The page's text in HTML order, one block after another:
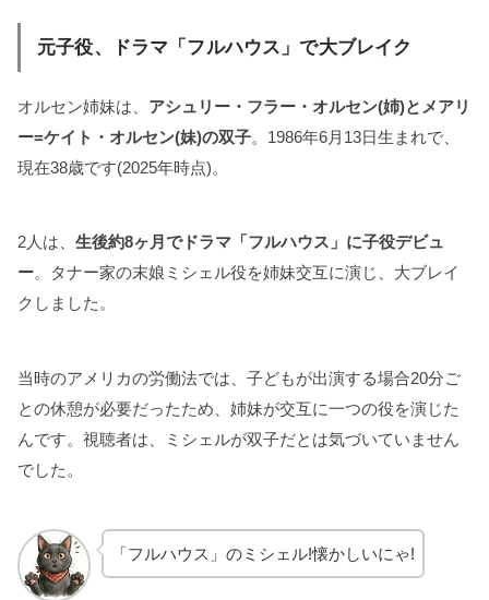
元子役、ドラマ「フルハウス」で大ブレイク
オルセン姉妹は、 アシュリー・フラー・オルセン(姉)とメアリ
ー=ケイト・オルセン(妹)の双子。1986年6月13日生まれで、
現在38歳です(2025年時点)。
2人は、 生後約8ヶ月でドラマ「フルハウス」に子役デビュ
ー。タナー家の末娘ミシェル役を姉妹交互に演じ、大ブレイ
クしました。
当時のアメリカの労働法では、子どもが出演する場合20分ご
との休憩が必要だったため、姉妹が交互に一つの役を演じた
んです。視聴者は、ミシェルが双子だとは気づいていません
でした。
「フルハウス」のミシェル!懐かしいにゃ!